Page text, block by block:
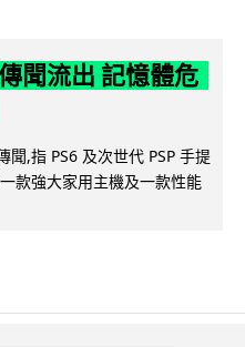
聞流出 記憶體危
,指 PS6 及次世代 PSP 手提
款強大家用主機及一款性能